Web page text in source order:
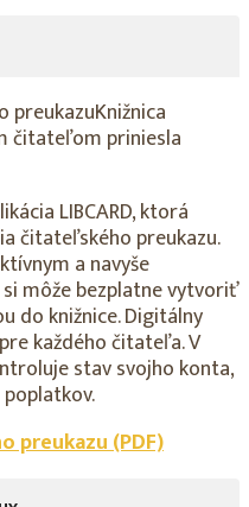
Knižnica
čitateľom priniesla
LIBCARD, ktorá
čitateľského preukazu.
a navyše
môže bezplatne vytvoriť
do knižnice. Digitálny
každého čitateľa. V
stav svojho konta,
preukazu(PDF)